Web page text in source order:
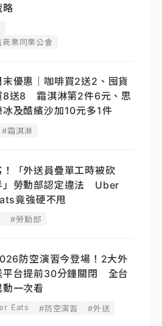
略
業同業公會
末優惠｜咖啡買2送2、囤貨
8送8 霜淇淋第2件6元、思
冰及酷繽沙加10元多1件
#霜淇淋
！「外送員疊單工時被砍
」勞動部認定違法 Uber
竟強硬不甩
#勞動部
防空演習今登場！2大外
平台提前30分鐘關閉 全台
動一次看
Eats #防空演習 #外送